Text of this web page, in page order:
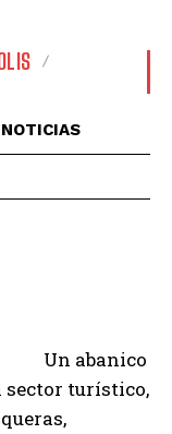
Un abanico
sector turístico,